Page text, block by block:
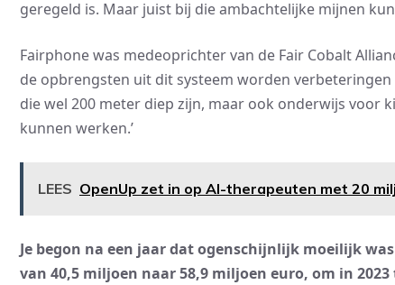
geregeld is. Maar juist bij die ambachtelijke mijnen
Fairphone was medeoprichter van de Fair Cobalt
de opbrengsten uit dit systeem worden
die wel 200 meter diep zijn, maar ook onderwijs voor
kunnen werken.’
LEES OpenUp zet in op AI-therapeuten met 20
Je begon na een jaar dat ogenschijnlijk moeilijk
van 40,5 miljoen naar 58,9 miljoen euro, om in